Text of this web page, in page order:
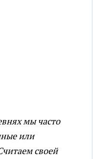
мы часто
или
своей